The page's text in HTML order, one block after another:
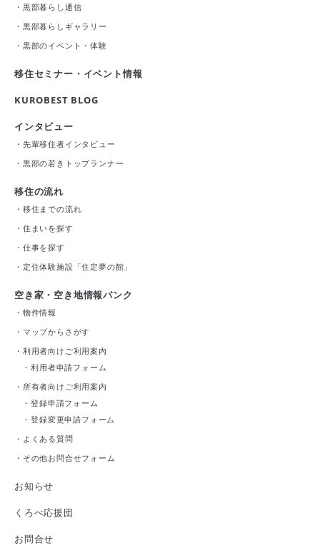
・ 黒部暮らし通信
・ 黒部暮らしギャラリー
・ 黒部のイベント・体験
移住セミナー・イベント情報
KUROBEST BLOG
インタビュー
・ 先輩移住者インタビュー
・ 黒部の若きトップランナー
移住の流れ
・ 移住までの流れ
・ 住まいを探す
・ 仕事を探す
・ 定住体験施設「住定夢の館」
空き家・空き地情報バンク
・ 物件情報
・ マップからさがす
・ 利用者向けご利用案内
・利用者申請フォーム
・ 所有者向けご利用案内
・登録申請フォーム
・登録変更申請フォーム
・ よくある質問
・ その他お問合せフォーム
お知らせ
くろべ応援団
お問合せ